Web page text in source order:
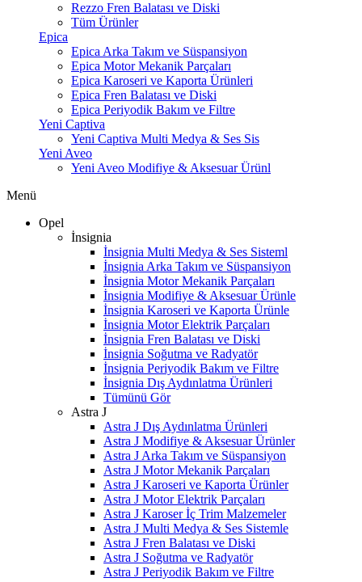
Rezzo Fren Balatası ve Diski
Tüm Ürünler
Epica
Epica Arka Takım ve Süspansiyon
Epica Motor Mekanik Parçaları
Epica Karoseri ve Kaporta Ürünleri
Epica Fren Balatası ve Diski
Epica Periyodik Bakım ve Filtre
Yeni Captiva
Yeni Captiva Multi Medya & Ses Sis
Yeni Aveo
Yeni Aveo Modifiye & Aksesuar Ürünl
Menü
Opel
İnsignia
İnsignia Multi Medya & Ses Sisteml
İnsignia Arka Takım ve Süspansiyon
İnsignia Motor Mekanik Parçaları
İnsignia Modifiye & Aksesuar Ürünle
İnsignia Karoseri ve Kaporta Ürünle
İnsignia Motor Elektrik Parçaları
İnsignia Fren Balatası ve Diski
İnsignia Soğutma ve Radyatör
İnsignia Periyodik Bakım ve Filtre
İnsignia Dış Aydınlatma Ürünleri
Tümünü Gör
Astra J
Astra J Dış Aydınlatma Ürünleri
Astra J Modifiye & Aksesuar Ürünler
Astra J Arka Takım ve Süspansiyon
Astra J Motor Mekanik Parçaları
Astra J Karoseri ve Kaporta Ürünler
Astra J Motor Elektrik Parçaları
Astra J Karoser İç Trim Malzemeler
Astra J Multi Medya & Ses Sistemle
Astra J Fren Balatası ve Diski
Astra J Soğutma ve Radyatör
Astra J Periyodik Bakım ve Filtre